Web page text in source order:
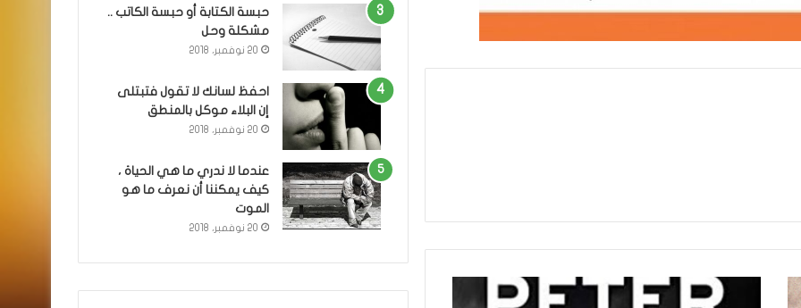
حبسة الكتابة أو حبسة الكاتب ..
مشكلة وحل
20 نوفمبر، 2018
احفظ لسانك لا تقول فتبتلى
إن البلاء موكل بالمنطق
20 نوفمبر، 2018
عندما لا ندري ما هي الحياة ،
كيف يمكننا أن نعرف ما هو
الموت
20 نوفمبر، 2018